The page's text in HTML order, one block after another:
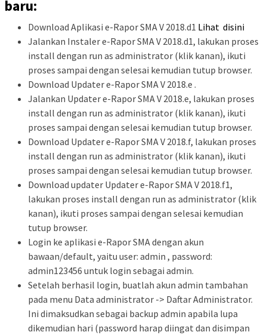
baru:
Download Aplikasi e-Rapor SMA V 2018.d1 Lihat disini
Jalankan Instaler e-Rapor SMA V 2018.d1, lakukan proses
install dengan run as administrator (klik kanan), ikuti
proses sampai dengan selesai kemudian tutup browser.
Download Updater e-Rapor SMA V 2018.e .
Jalankan Updater e-Rapor SMA V 2018.e, lakukan proses
install dengan run as administrator (klik kanan), ikuti
proses sampai dengan selesai kemudian tutup browser.
Download Updater e-Rapor SMA V 2018.f, lakukan proses
install dengan run as administrator (klik kanan), ikuti
proses sampai dengan selesai kemudian tutup browser.
Download updater Updater e-Rapor SMA V 2018.f1,
lakukan proses install dengan run as administrator (klik
kanan), ikuti proses sampai dengan selesai kemudian
tutup browser.
Login ke aplikasi e-Rapor SMA dengan akun
bawaan/default, yaitu user: admin , password:
admin123456 untuk login sebagai admin.
Setelah berhasil login, buatlah akun admin tambahan
pada menu Data administrator -> Daftar Administrator.
Ini dimaksudkan sebagai backup admin apabila lupa
dikemudian hari (password harap diingat dan disimpan